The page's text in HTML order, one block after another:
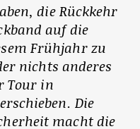
die Rückkehr
auf die
Frühjahr zu
nichts anderes
Tour in
Die
macht die